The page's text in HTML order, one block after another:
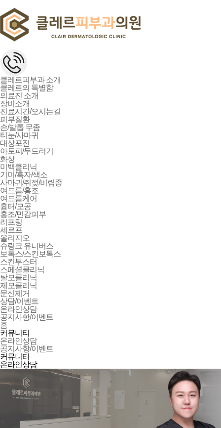
클레르피부과 소개
클레르의 특별함
의료진 소개
장비소개
진료시간/오시는길
피부질환
손/발톱 무좀
티눈/사마귀
대상포진
아토피/두드러기
화상
미백클리닉
기미/흑자/색소
사마귀/쥐젖/비립종
여드름/홍조
여드름케어
흉터/모공
홍조/민감피부
리프팅
세르프
올리지오
슈링크 유니버스
보톡스/스킨보톡스
스킨부스터
스페셜클리닉
탈모클리닉
제모클리닉
문신제거
상담/이벤트
온라인상담
공지사항/이벤트
홈
커뮤니티
온라인상담
공지사항/이벤트
커뮤니티
온라인상담